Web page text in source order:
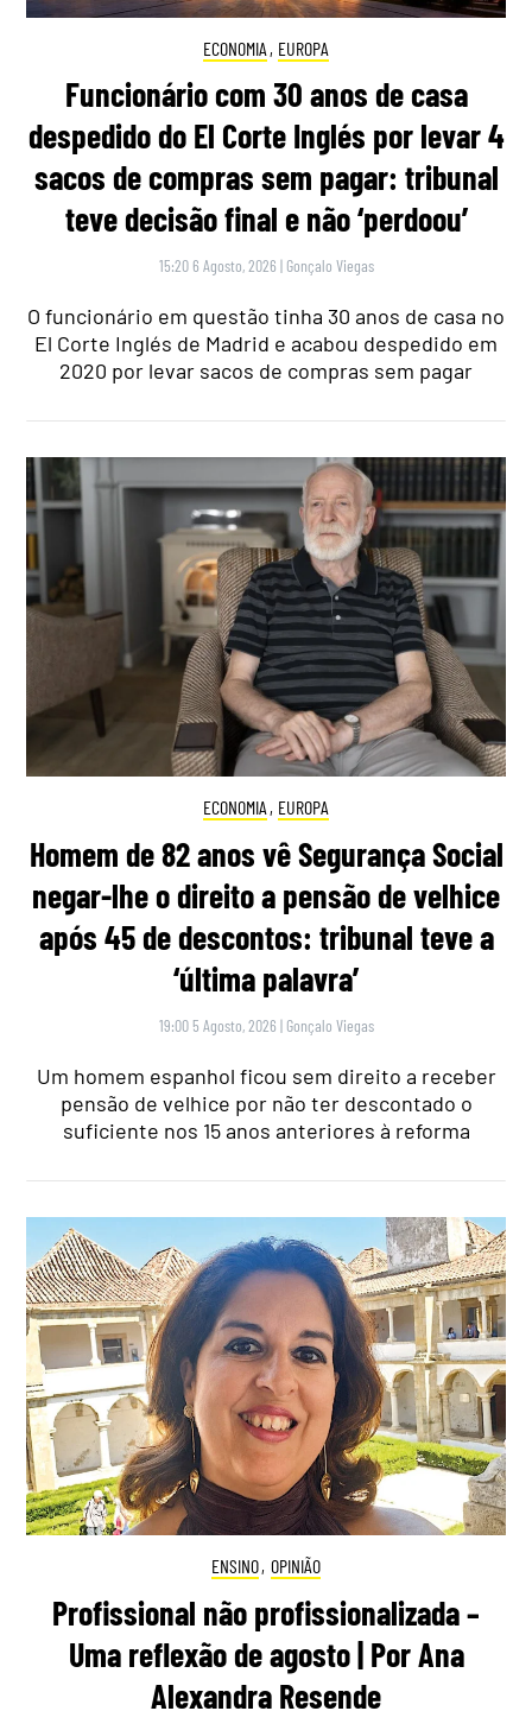
ECONOMIA , EUROPA
Funcionário com 30 anos de casa
despedido do El Corte Inglés por levar 4
sacos de compras sem pagar: tribunal
teve decisão final e não ‘perdoou’
15:20 6 Agosto, 2026 | Gonçalo Viegas
O funcionário em questão tinha 30 anos de casa no
El Corte Inglés de Madrid e acabou despedido em
2020 por levar sacos de compras sem pagar
ECONOMIA , EUROPA
Homem de 82 anos vê Segurança Social
negar-lhe o direito a pensão de velhice
após 45 de descontos: tribunal teve a
‘última palavra’
19:00 5 Agosto, 2026 | Gonçalo Viegas
Um homem espanhol ficou sem direito a receber
pensão de velhice por não ter descontado o
suficiente nos 15 anos anteriores à reforma
ENSINO, OPINIÃO
Profissional não profissionalizada –
Uma reflexão de agosto | Por Ana
Alexandra Resende